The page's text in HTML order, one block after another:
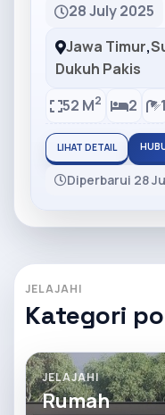
28 July 2025
Jawa Timur,
Dukuh Pakis
52 M2 2 1
LIHAT DETAIL
Diperbarui 28
JELAJAHI
Kategori
JELAJAHI
Rumah